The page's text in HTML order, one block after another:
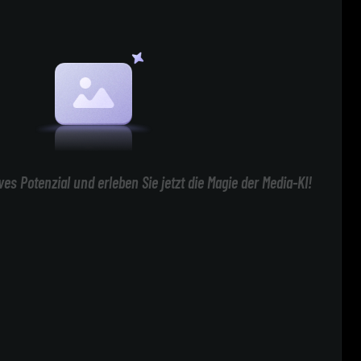
Potenzial und erleben Sie jetzt die Magie der Media-KI!